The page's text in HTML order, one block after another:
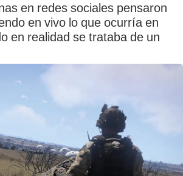
en redes sociales pensaron
en vivo lo que ocurría en
en realidad se trataba de un